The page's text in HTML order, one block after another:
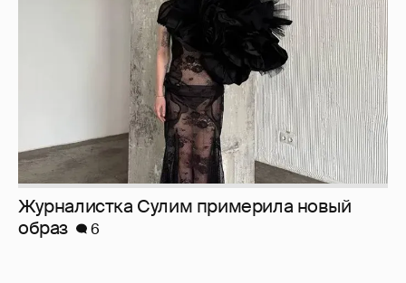
Журналистка Сулим примерила новый
образ
6